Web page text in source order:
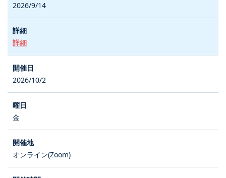
2026/9/14
詳細
2026/10/2
金
オンライン(Zoom)